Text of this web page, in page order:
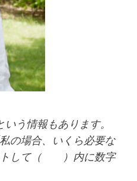
う情報もあります。
の場合、いくら必要な
トして（ ）内に数字